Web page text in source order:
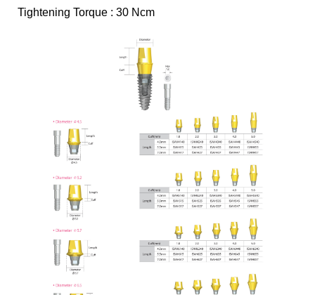
Tightening Torque : 30 Ncm